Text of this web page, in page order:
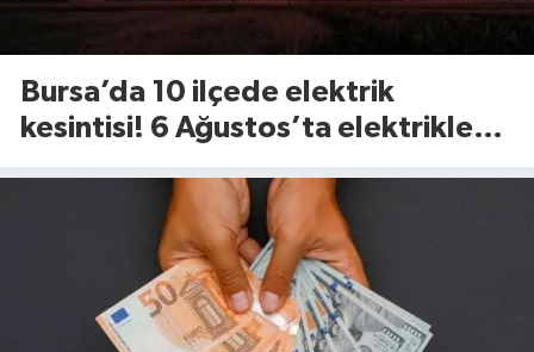
Bursa’da 10 ilçede elektrik
kesintisi! 6 Ağustos’ta elektrikler